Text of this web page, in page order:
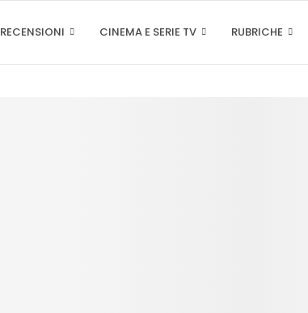
RECENSIONI CINEMA E SERIE TV RUBRICHE